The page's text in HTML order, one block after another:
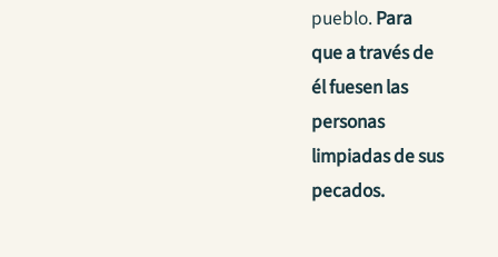
pueblo. Para
que a través de
él fuesen las
personas
limpiadas de sus
pecados.